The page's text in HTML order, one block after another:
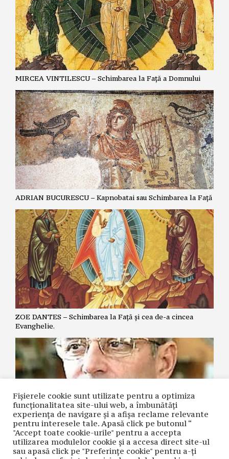
MIRCEA VINTILESCU – Schimbarea la Față a Domnului
ADRIAN BUCURESCU – Kapnobatai sau Schimbarea la Față
ZOE DANTES – Schimbarea la Față și cea de-a cincea
Evanghelie.
NICOLAE GRIGORIE LĂCRIȚA – Crime premeditate prin
diagnostice false și tratamente inutile
Fișierele cookie sunt utilizate pentru a optimiza
funcţionalitatea site-ului web, a îmbunătăţi
experienţa de navigare şi a afişa reclame relevante
pentru interesele tale. Apasă click pe butonul “
"Accept toate cookie-urile" pentru a accepta
utilizarea modulelor cookie şi a accesa direct site-ul
sau apasă click pe "Preferințe cookie" pentru a-ţi